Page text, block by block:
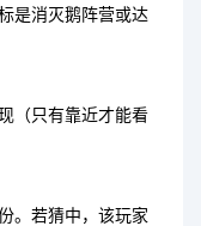
是消灭鹅阵营或达
（只有靠近才能看
。若猜中，该玩家